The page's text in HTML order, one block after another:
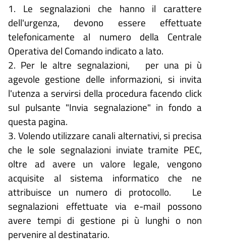
1. Le segnalazioni che hanno il carattere
dell'urgenza, devono essere effettuate
telefonicamente al numero della Centrale
Operativa del Comando indicato a lato.
2. Per le altre segnalazioni, per una pi ù
agevole gestione delle informazioni, si invita
l'utenza a servirsi della procedura facendo click
sul pulsante "Invia segnalazione" in fondo a
questa pagina.
3. Volendo utilizzare canali alternativi, si precisa
che le sole segnalazioni inviate tramite PEC,
oltre ad avere un valore legale, vengono
acquisite al sistema informatico che ne
attribuisce un numero di protocollo. Le
segnalazioni effettuate via e-mail possono
avere tempi di gestione pi ù lunghi o non
pervenire al destinatario.